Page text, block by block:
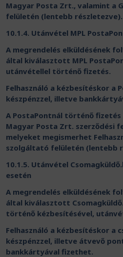
Magyar Posta Zrt., valamint a
felületén (lentebb részletezve).
10.1.4. Utánvétel MPL
A megrendelés elküldésének
által kiválasztott MPL
utánvétellel történő fizetés.
Felhasználó a kézbesítéskor a
készpénzzel, illetve
A PostaPontnál történő
Magyar Posta Zrt. szerződési
melyeket megismerhet
szolgáltató felületén (lentebb
10.1.5. Utánvétel
esetén
A megrendelés elküldésének
által kiválasztott
történő kézbesítésével,
Felhasználó a kézbesítéskor a
készpénzzel, illetve átvevő
bankkártyával fizethet.